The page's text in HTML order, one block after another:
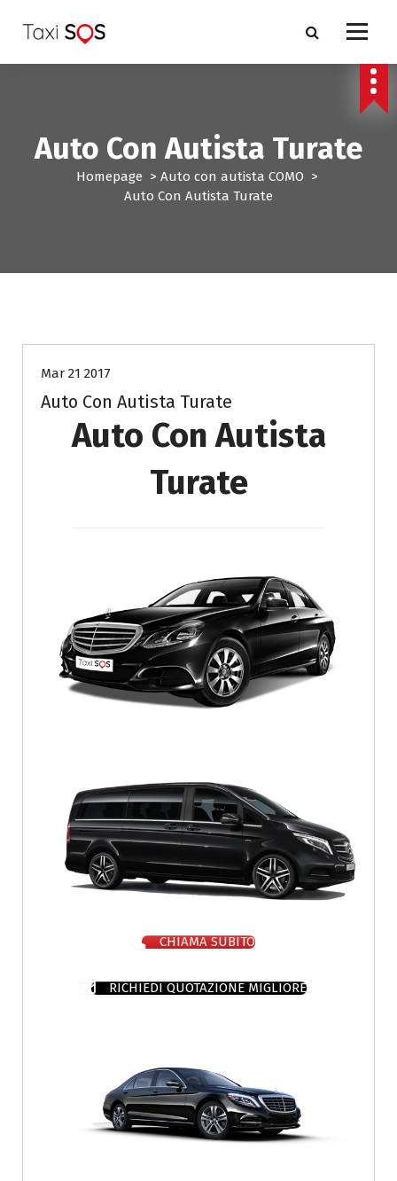
a
Auto Con Autista Turate
Homepage > Auto con autista COMO >
Auto Con Autista Turate
Mar 21 2017
Auto Con Autista Turate
Auto Con Autista
Turate
CHIAMA SUBITO
RICHIEDI QUOTAZIONE MIGLIORE